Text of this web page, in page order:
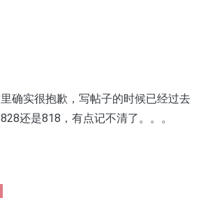
确实很抱歉，写帖子的时候已经过去
还是818，有点记不清了。。。